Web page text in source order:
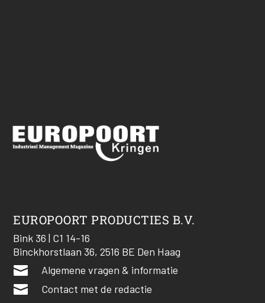
EUROPOORT PRODUCTIES B.V.
Bink 36 | C1 14-16
Binckhorstlaan 36, 2516 BE Den Haag
 Algemene vragen & informatie
 Contact met de redactie